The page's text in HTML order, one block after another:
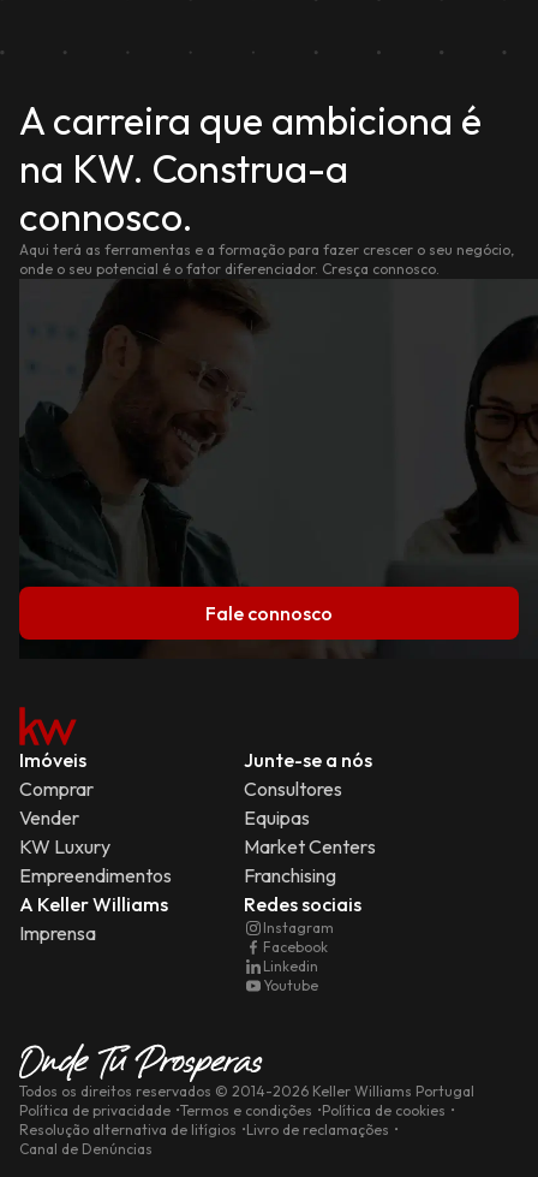
A carreira que ambiciona é
na KW. Construa-a
connosco.
Aqui terá as ferramentas e a formação para fazer crescer o seu negócio,
onde o seu potencial é o fator diferenciador. Cresça connosco.
Fale connosco
Imóveis
Comprar
Vender
KW Luxury
Empreendimentos
Junte-se a nós
Consultores
Equipas
Market Centers
Franchising
A Keller Williams
Imprensa
Redes sociais
Instagram
Facebook
Linkedin
Youtube
Todos os direitos reservados © 2014-2026 Keller Williams Portugal
Política de privacidade Termos e condições
Política de cookies
Resolução alternativa de litígios
Livro de reclamações
Canal de Denúncias